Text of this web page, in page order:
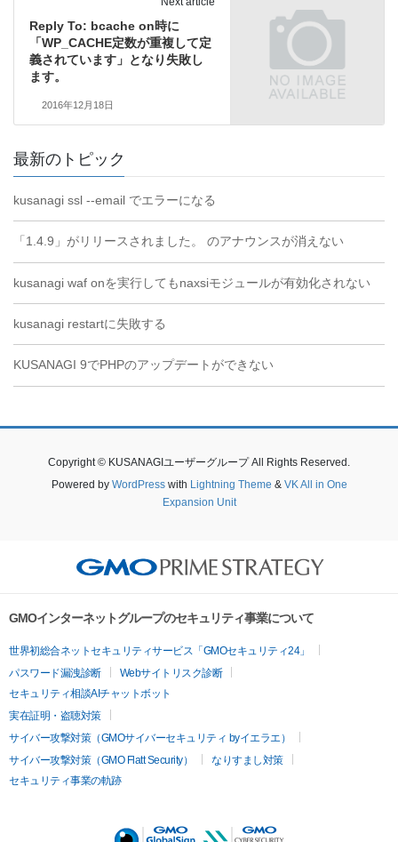
Reply To: bcache on時に
「WP_CACHE定数が重複して定
義されています」となり失敗し
ます。
2016年12月18日
最新のトピック
kusanagi ssl --email でエラーになる
「1.4.9」がリリースされました。 のアナウンスが消えない
kusanagi waf onを実行してもnaxsiモジュールが有効化されない
kusanagi restartに失敗する
KUSANAGI 9でPHPのアップデートができない
Copyright © KUSANAGIユーザーグループ All Rights Reserved.
Powered by WordPresswith Lightning Theme & VK All in One
Expansion Unit
GMOインターネットグループのセキュリティ事業について
世界初総合ネットセキュリティサービス「GMOセキュリティ24」
パスワード漏洩診断
Webサイトリスク診断
セキュリティ相談AIチャットボット
実在証明・盗聴対策
サイバー攻撃対策（GMOサイバーセキュリティ byイエラエ）
サイバー攻撃対策（GMO Flatt Security）
なりすまし対策
セキュリティ事業の軌跡